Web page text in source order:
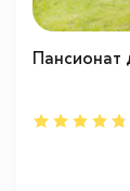
Пансионат